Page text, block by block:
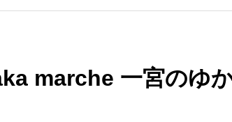
marche 一宮のゆ